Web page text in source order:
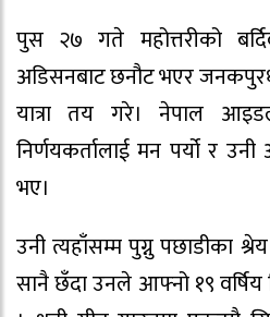
पुस २७ गते महोत्तरीको
अडिसनबाट छनौट भएर
यात्रा तय गरे। नेपाल
निर्णयकर्तालाई मन पर्यो र
भए।
उनी त्यहाँसम्म पुग्नु पछाडीका
सानै छँदा उनले आफ्नो १९ वर्षिय